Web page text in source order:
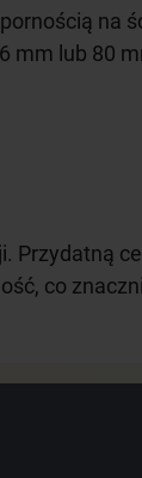
na
mm lub 80
Przydatną
co